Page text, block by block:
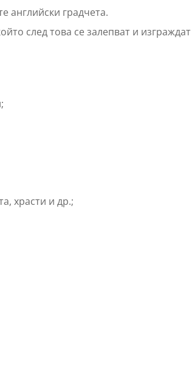
английски градчета.
след това се залепват и
храсти и др.;